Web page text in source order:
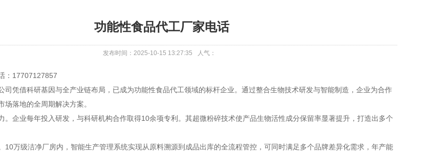
功能性食品代工厂家电话
发布时间：2025-10-15 13:27:35 人气：
：17707127857
司凭借科研基因与全产业链布局，已成为功能性食品代工领域的标杆企业。通过整合生物技术研发与智能制造，企业为合作
场落地的全周期解决方案。
。企业每年投入研发，与科研机构合作取得10余项专利。其超微粉碎技术使产品生物活性成分保留率显著提升，打造出多个
10万级洁净厂房内，智能生产管理系统实现从原料溯源到成品出库的全流程管控，可同时满足多个品牌差异化需求，年产能